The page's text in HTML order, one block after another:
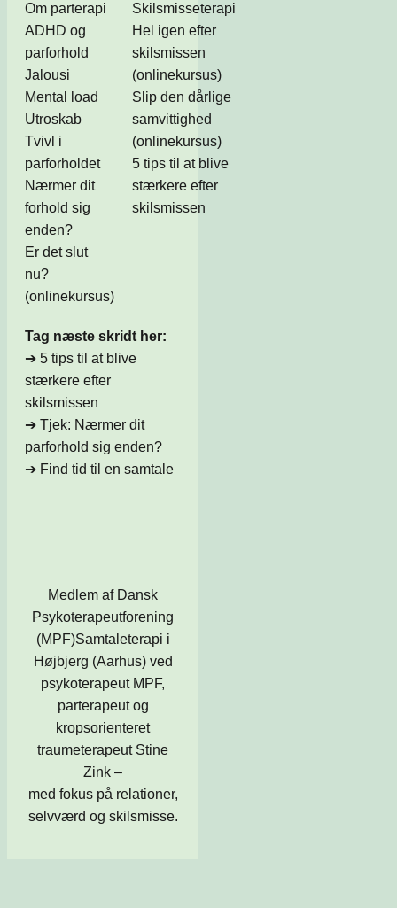
Om parterapi
ADHD og
parforhold
Jalousi
Mental load
Utroskab
Tvivl i
parforholdet
Nærmer dit
forhold sig
enden?
Er det slut
nu?
(onlinekursus)
Skilsmisseterapi
Hel igen efter
skilsmissen
(onlinekursus)
Slip den dårlige
samvittighed
(onlinekursus)
5 tips til at blive
stærkere efter
skilsmissen
Tag næste skridt her:
➔ 5 tips til at blive
stærkere efter
skilsmissen
➔ Tjek: Nærmer dit
parforhold sig enden?
➔ Find tid til en samtale
Medlem af Dansk
Psykoterapeutforening
(MPF)Samtaleterapi i
Højbjerg (Aarhus) ved
psykoterapeut MPF,
parterapeut og
kropsorienteret
traumeterapeut Stine
Zink –
med fokus på relationer,
selvværd og skilsmisse.